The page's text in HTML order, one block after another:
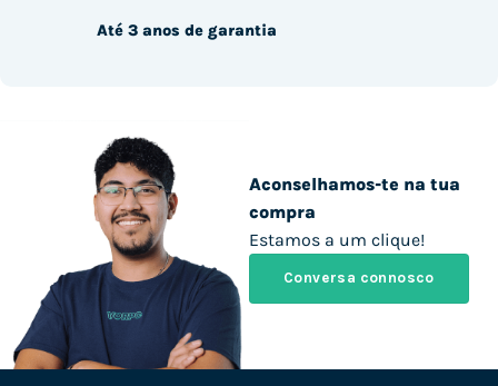
Aconselhamos-te na tua
compra
Estamos a um clique!
Conversa connosco
Até 3 anos de garantia